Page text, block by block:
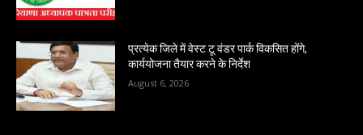
प्रत्येक जिले में वेस्ट टू वंडर पार्क विकसित होंगे,
कार्ययोजना तैयार करने के निर्देश
August 6, 2026